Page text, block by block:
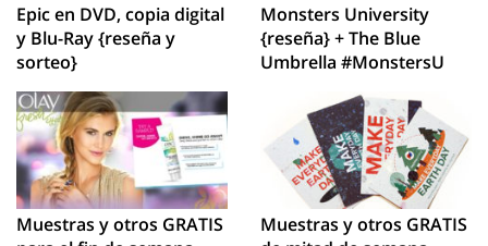
Epic en DVD, copia digital
y Blu-Ray {reseña y
sorteo}
Monsters University
{reseña} + The Blue
Umbrella #MonstersU
Muestras y otros GRATIS
Muestras y otros GRATIS